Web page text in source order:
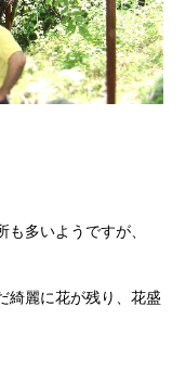
多いようですが、
綺麗に花が残り、花盛